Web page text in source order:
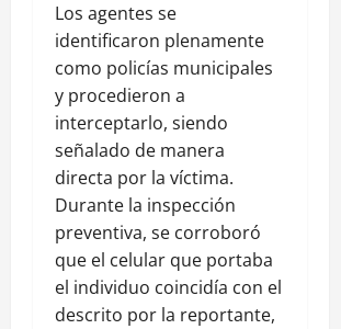
Los agentes se
identificaron plenamente
como policías municipales
y procedieron a
interceptarlo, siendo
señalado de manera
directa por la víctima.
Durante la inspección
preventiva, se corroboró
que el celular que portaba
el individuo coincidía con el
descrito por la reportante,